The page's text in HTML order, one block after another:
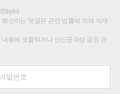
손하는 댓글은 관련 법률에 의해 제재
용에 포함되거나 인신공격성 글은 관